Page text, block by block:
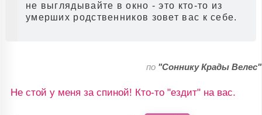
не выглядывайте в окно - это кто-то из
умерших родственников зовет вас к себе.
по "Соннику Крады Велес"
Не стой у меня за спиной! Кто-то "ездит" на вас.